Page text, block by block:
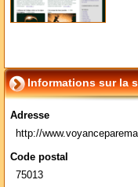
Informations sur la
Adresse
http://
Code postal
75013